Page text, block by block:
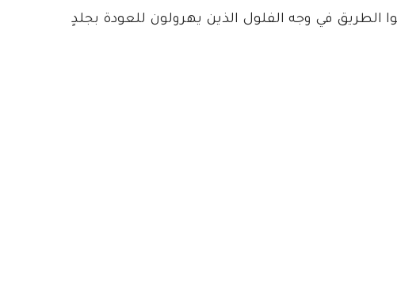
الطريق في وجه الفلول الذين يهرولون للعودة بجلدٍ